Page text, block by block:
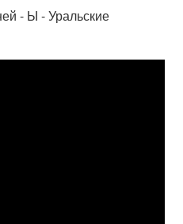
- Ы - Уральские